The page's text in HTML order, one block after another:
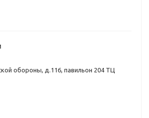
обороны, д.116, павильон 204 ТЦ